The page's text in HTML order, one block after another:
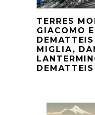
TERRES
GIACOMO
MIGLIA,